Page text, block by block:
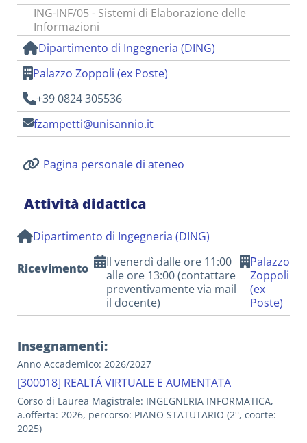
ING-INF/05 - Sistemi di Elaborazione delle
Informazioni
Dipartimento di Ingegneria (DING)
Palazzo Zoppoli (ex Poste)
+39 0824 305536
fzampetti@unisannio.it
Pagina personale di ateneo
Attività didattica
Dipartimento di Ingegneria (DING)
Ricevimento
Il venerdì dalle ore 11:00
alle ore 13:00 (contattare
preventivamente via mail
il docente)
Palazzo
Zoppoli
(ex
Poste)
Insegnamenti:
Anno Accademico: 2026/2027
[300018] REALTÁ VIRTUALE E AUMENTATA
Corso di Laurea Magistrale: INGEGNERIA INFORMATICA,
a.offerta: 2026, percorso: PIANO STATUTARIO (2°, coorte:
2025)